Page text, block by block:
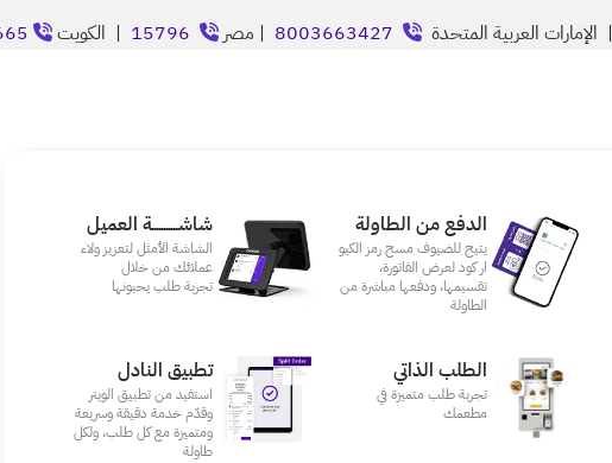
| الإمارات العربية المتحدة 8003663427 | مصر 15796 | الكويت
الدفع من الطاولة
يتيح للضيوف مسح رمز الكيو
ار كود لعرض الفاتورة،
تقسيمها، ودفعها مباشرة من
الطاولة
شاشـــــــــــة العميل
الشاشة الأمثل لتعزيز ولاء
عملائك من خلال
تجربة طلب يحبونها
الطلب الذاتي
تجربة طلب متميزة في
مطعمك‎
تطبيق النادل
استفيد من تطبيق الويتر
وقدّم خدمة دقيقة وسريعة
ومتميزة مع كل طلب، ولكل
طاولة